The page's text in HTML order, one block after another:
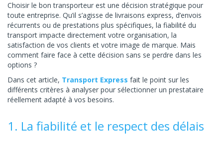
Choisir le bon transporteur est une décision stratégique pour
toute entreprise. Qu’il s’agisse de livraisons express, d’envois
récurrents ou de prestations plus spécifiques, la fiabilité du
transport impacte directement votre organisation, la
satisfaction de vos clients et votre image de marque. Mais
comment faire face à cette décision sans se perdre dans les
options ?
Dans cet article, Transport Express fait le point sur les
différents critères à analyser pour sélectionner un prestataire
réellement adapté à vos besoins.
1. La fiabilité et le respect des délais